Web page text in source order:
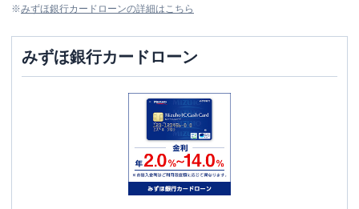
※みずほ銀行カードローンの詳細はこちら
みずほ銀行カードローン